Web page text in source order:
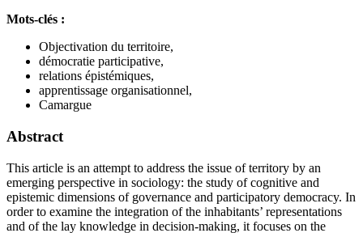
Mots-clés :
Objectivation du territoire,
démocratie participative,
relations épistémiques,
apprentissage organisationnel,
Camargue
Abstract
This article is an attempt to address the issue of territory by an
emerging perspective in sociology: the study of cognitive and
epistemic dimensions of governance and participatory democracy. In
order to examine the integration of the inhabitants’ representations
and of the lay knowledge in decision-making, it focuses on the